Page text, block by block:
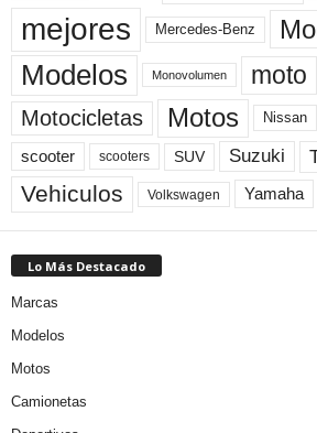
mejores Mercedes-Benz
Modelos Monovolumen moto
Motocicletas Motos Nissan
scooter scooters SUV Suzuki
Vehiculos Volkswagen Yamaha
Lo Más Destacado
Marcas
Modelos
Motos
Camionetas